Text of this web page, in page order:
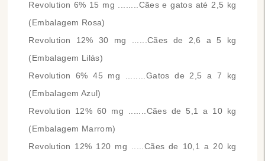
Revolution 6% 15 mg ........Cães e gatos até 2,5 kg
(Embalagem Rosa)
Revolution 12% 30 mg ......Cães de 2,6 a 5 kg
(Embalagem Lilás)
Revolution 6% 45 mg ........Gatos de 2,5 a 7 kg
(Embalagem Azul)
Revolution 12% 60 mg .......Cães de 5,1 a 10 kg
(Embalagem Marrom)
Revolution 12% 120 mg .....Cães de 10,1 a 20 kg